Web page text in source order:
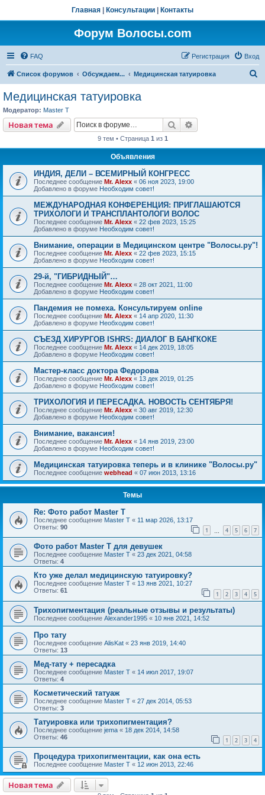
Главная Консультации Контакты
Форум Волосы.com
FAQ Вход
Регистрация
Список форумов Обсуждаем... Медицинская татуировка
Медицинская татуировка
Модератор: Master T
Новая тема Поиск
9 тем • Страница 1 из 1
Объявления
ИНДИЯ, ДЕЛИ – ВСЕМИРНЫЙ КОНГРЕСС
Последнее сообщение Mr. Alexx « 06 ноя 2023, 19:00
Добавлено в форуме Необходим совет!
МЕЖДУНАРОДНАЯ КОНФЕРЕНЦИЯ: ПРИГЛАШАЮТСЯ
ТРИХОЛОГИ И ТРАНСПЛАНТОЛОГИ ВОЛОС
Последнее сообщение Mr. Alexx « 22 фев 2023, 15:25
Добавлено в форуме Необходим совет!
Внимание, операции в Медицинском центре "Волосы.ру"!
Последнее сообщение Mr. Alexx « 22 фев 2023, 15:15
Добавлено в форуме Необходим совет!
29-й, "ГИБРИДНЫЙ"…
Последнее сообщение Mr. Alexx « 28 окт 2021, 11:00
Добавлено в форуме Необходим совет!
Пандемия не помеха. Консультируем online
Последнее сообщение Mr. Alexx « 14 апр 2020, 11:30
Добавлено в форуме Необходим совет!
СЪЕЗД ХИРУРГОВ ISHRS: ДИАЛОГ В БАНГКОКЕ
Последнее сообщение Mr. Alexx « 14 дек 2019, 18:05
Добавлено в форуме Необходим совет!
Мастер-класс доктора Федорова
Последнее сообщение Mr. Alexx « 13 дек 2019, 01:25
Добавлено в форуме Необходим совет!
ТРИХОЛОГИЯ И ПЕРЕСАДКА. НОВОСТЬ СЕНТЯБРЯ!
Последнее сообщение Mr. Alexx « 30 авг 2019, 12:30
Добавлено в форуме Необходим совет!
Внимание, вакансия!
Последнее сообщение Mr. Alexx « 14 янв 2019, 23:00
Добавлено в форуме Необходим совет!
Медицинская татуировка теперь и в клинике "Волосы.ру"
Последнее сообщение webhead « 07 июн 2013, 13:16
Темы
Re: Фото работ Master T
Последнее сообщение Master T « 11 мар 2026, 13:17
Ответы: 90 1 4 5 6 7
Фото работ Master T для девушек
Последнее сообщение Master T « 23 дек 2021, 04:58
Ответы: 4
Кто уже делал медицинскую татуировку?
Последнее сообщение Master T « 13 янв 2021, 10:27
Ответы: 61 1 2 3 4 5
Трихопигментация (реальные отзывы и результаты)
Последнее сообщение Alexander1995 « 10 янв 2021, 14:52
Про тату
Последнее сообщение AlisKat « 23 янв 2019, 14:40
Ответы: 13
Мед-тату + пересадка
Последнее сообщение Master T « 14 июл 2017, 19:07
Ответы: 4
Косметический татуаж
Последнее сообщение Master T « 27 дек 2014, 05:53
Ответы: 3
Татуировка или трихопигментация?
Последнее сообщение jema « 18 дек 2014, 14:58
Ответы: 46 1 2 3 4
Процедура трихопигментации, как она есть
Последнее сообщение Master T « 12 июн 2013, 22:46
Новая тема